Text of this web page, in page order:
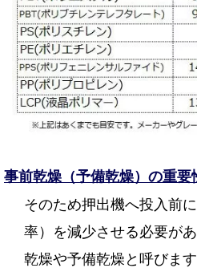
事前乾燥（予備乾燥）の重要
そのため押出機へ投入前
率）を減少させる必要が
乾燥や予備乾燥と呼びます